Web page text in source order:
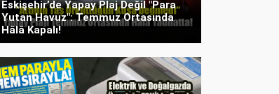
Eskişehir’de Yapay Plaj Değil "Para
Yutan Havuz": Temmuz Ortasında
Hâlâ Kapalı!